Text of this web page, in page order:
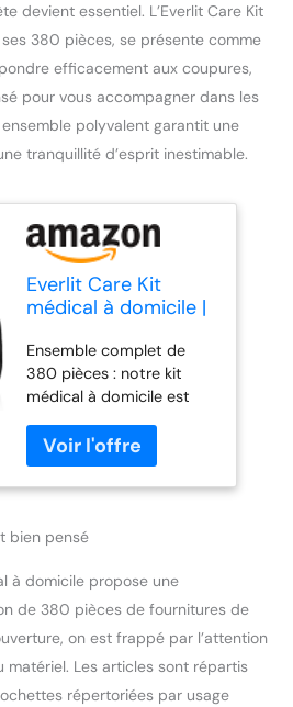
devient essentiel. L’Everlit Care Kit
380 pièces, se présente comme
efficacement aux coupures,
pour vous accompagner dans les
polyvalent garantit une
tranquillité d’esprit inestimable.
Everlit Care Kit
médical à domicile |
fournitures de
premiers secours,
trousse médicale
essentielle tout
usage pour
coupures, éraflures,
brûlures,
situations d'urgence
Ensemble complet de
380 pièces : notre kit
médical à domicile est
médicales essentielles,
chacune soigneusement
sélectionnée pour couvrir
d'urgences, y compris les
entorses, les brûlures, et
plus encore. Sac à fixation
résistant à l'eau : le kit
médical Home est livré
dans un sac résistant à
bien pensé
à domicile propose une
de 380 pièces de fournitures de
on est frappé par l’attention
matériel. Les articles sont répartis
répertoriées par usage